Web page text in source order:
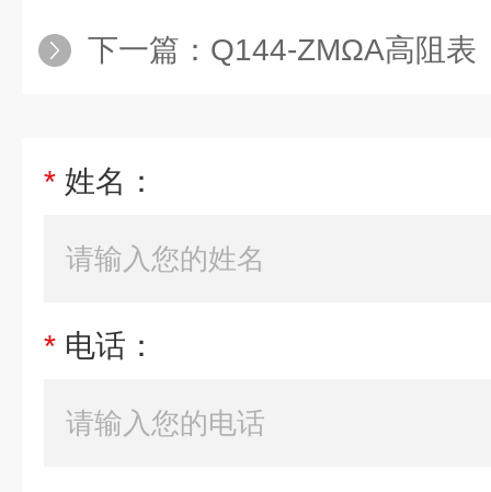
下一篇： Q144-ZMΩA高阻表
* 姓名：
* 电话：